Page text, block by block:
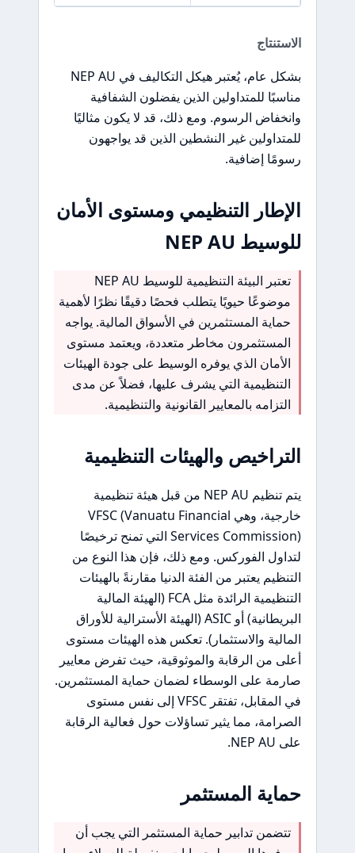
الاستنتاج
بشكل عام، يُعتبر هيكل التكاليف في NEP AU
مناسبًا للمتداولين الذين يفضلون الشفافية
وانخفاض الرسوم. ومع ذلك، قد لا يكون مثاليًا
للمتداولين غير النشطين الذين قد يواجهون
رسومًا إضافية.
الإطار التنظيمي ومستوى الأمان
للوسيط NEP AU
تعتبر البيئة التنظيمية للوسيط NEP AU
موضوعًا حيويًا يتطلب فحصًا دقيقًا نظرًا لأهمية
حماية المستثمرين في الأسواق المالية. يواجه
المستثمرون مخاطر متعددة، ويعتمد مستوى
الأمان الذي يوفره الوسيط على جودة الهيئات
التنظيمية التي يشرف عليها، فضلاً عن مدى
التزامه بالمعايير القانونية والتنظيمية.
التراخيص والهيئات التنظيمية
يتم تنظيم NEP AU من قبل هيئة تنظيمية
خارجية، وهي VFSC (Vanuatu Financial
Services Commission) التي تمنح ترخيصًا
لتداول الفوركس. ومع ذلك، فإن هذا النوع من
التنظيم يعتبر من الفئة الدنيا مقارنةً بالهيئات
التنظيمية الرائدة مثل FCA (الهيئة المالية
البريطانية) أو ASIC (الهيئة الأسترالية للأوراق
المالية والاستثمار). تعكس هذه الهيئات مستوى
أعلى من الرقابة والموثوقية، حيث تفرض معايير
صارمة على الوسطاء لضمان حماية المستثمرين.
في المقابل، تفتقر VFSC إلى نفس مستوى
الصرامة، مما يثير تساؤلات حول فعالية الرقابة
على NEP AU.
حماية المستثمر
تتضمن تدابير حماية المستثمر التي يجب أن